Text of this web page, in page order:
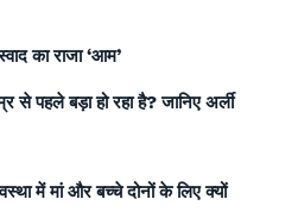
का राजा ‘आम’
से पहले बड़ा हो रहा है? जानिए अर्ली
में मां और बच्चे दोनों के लिए क्यों